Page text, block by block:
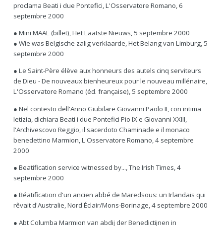
proclama Beati i due Pontefici, L'Osservatore Romano, 6
septembre 2000
● Mini MAAL (billet), Het Laatste Nieuws, 5 septembre 2000
● Wie was Belgische zalig verklaarde, Het Belang van Limburg, 5
septembre 2000
● Le Saint-Père élève aux honneurs des autels cinq serviteurs
de Dieu - De nouveaux bienheureux pour le nouveau millénaire,
L'Osservatore Romano (éd. française), 5 septembre 2000
● Nel contesto dell'Anno Giubilare Giovanni Paolo II, con intima
letizia, dichiara Beati i due Pontefici Pio IX e Giovanni XXIII,
l'Archivescovo Reggio, il sacerdoto Chaminade e il monaco
benedettino Marmion, L'Osservatore Romano, 4 septembre
2000
● Beatification service witnessed by..., The Irish Times, 4
septembre 2000
● Béatification d'un ancien abbé de Maredsous: un Irlandais qui
rêvait d'Australie, Nord Éclair/Mons-Borinage, 4 septembre 2000
● Abt Columba Marmion van abdij der Benedictijnen in